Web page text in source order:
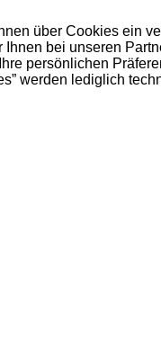
über Cookies ein
bei unseren
persönlichen
werden lediglich